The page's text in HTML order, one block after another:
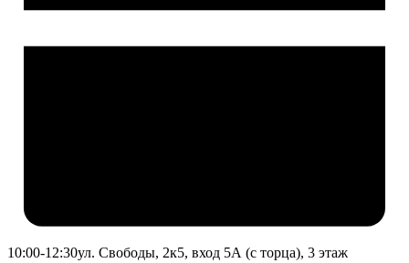
10:00-12:30ул. Свободы, 2к5, вход 5А (с торца), 3 этаж